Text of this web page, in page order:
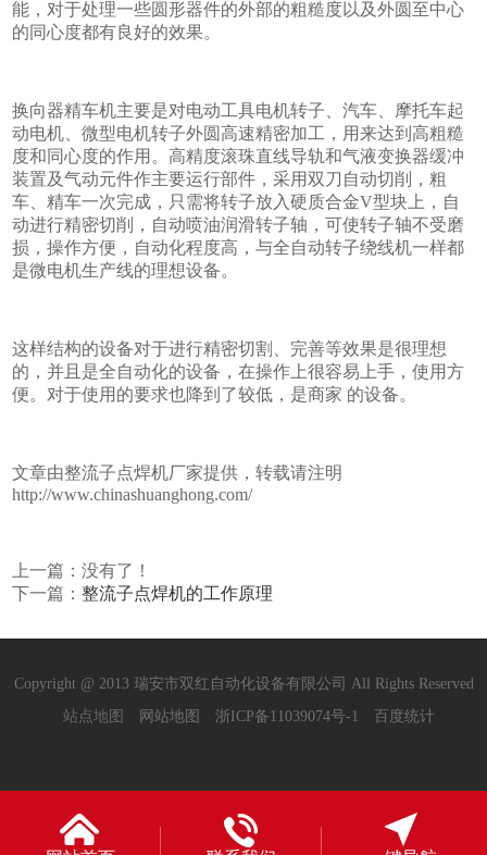
能，对于处理一些圆形器件的外部的粗糙度以及外圆至中心
的同心度都有良好的效果。
换向器精车机主要是对电动工具电机转子、汽车、摩托车起
动电机、微型电机转子外圆高速精密加工，用来达到高粗糙
度和同心度的作用。高精度滚珠直线导轨和气液变换器缓冲
装置及气动元件作主要运行部件，采用双刀自动切削，粗
车、精车一次完成，只需将转子放入硬质合金V型块上，自
动进行精密切削，自动喷油润滑转子轴，可使转子轴不受磨
损，操作方便，自动化程度高，与全自动转子绕线机一样都
是微电机生产线的理想设备。
这样结构的设备对于进行精密切割、完善等效果是很理想
的，并且是全自动化的设备，在操作上很容易上手，使用方
便。对于使用的要求也降到了较低，是商家 的设备。
文章由整流子点焊机厂家提供，转载请注明
http://www.chinashuanghong.com/
上一篇：没有了！
下一篇：整流子点焊机的工作原理
Copyright @ 2013 瑞安市双红自动化设备有限公司 All Rights Reserved
站点地图
网站地图 浙ICP备11039074号-1 百度统计